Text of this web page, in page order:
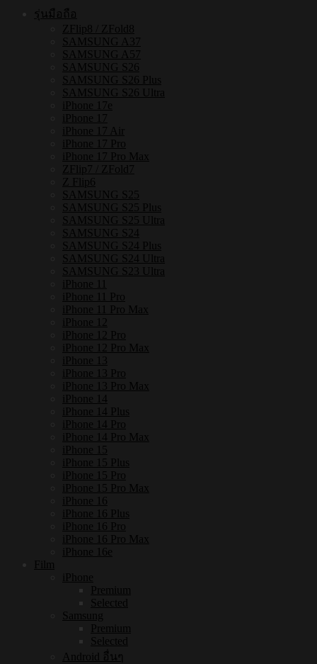
รุ่นมือถือ
ZFlip8 / ZFold8
SAMSUNG A37
SAMSUNG A57
SAMSUNG S26
SAMSUNG S26 Plus
SAMSUNG S26 Ultra
iPhone 17e
iPhone 17
iPhone 17 Air
iPhone 17 Pro
iPhone 17 Pro Max
ZFlip7 / ZFold7
Z Flip6
SAMSUNG S25
SAMSUNG S25 Plus
SAMSUNG S25 Ultra
SAMSUNG S24
SAMSUNG S24 Plus
SAMSUNG S24 Ultra
SAMSUNG S23 Ultra
iPhone 11
iPhone 11 Pro
iPhone 11 Pro Max
iPhone 12
iPhone 12 Pro
iPhone 12 Pro Max
iPhone 13
iPhone 13 Pro
iPhone 13 Pro Max
iPhone 14
iPhone 14 Plus
iPhone 14 Pro
iPhone 14 Pro Max
iPhone 15
iPhone 15 Plus
iPhone 15 Pro
iPhone 15 Pro Max
iPhone 16
iPhone 16 Plus
iPhone 16 Pro
iPhone 16 Pro Max
iPhone 16e
Film
iPhone
Premium
Selected
Samsung
Premium
Selected
Android อื่นๆ